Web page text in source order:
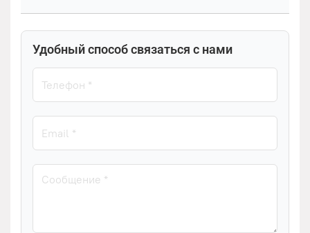
Удобный способ связаться с нами